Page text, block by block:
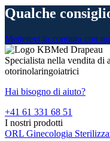
Qualche
Mettetevi in contatto con
Specialista nella vendita di
otorinolaringoiatrici
Hai bisogno di aiuto?
+41 61 331 68 51
I nostri prodotti
ORL Ginecologia